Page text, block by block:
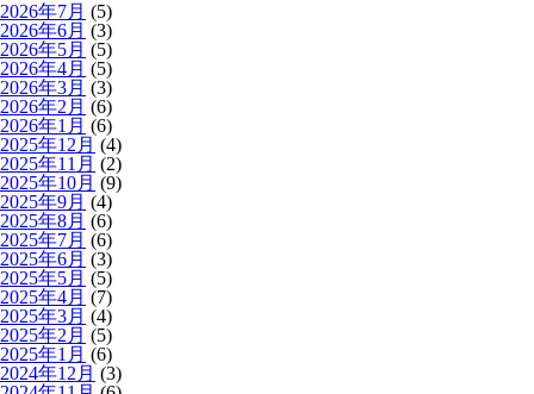
2026年7月 (5)
2026年6月 (3)
2026年5月 (5)
2026年4月 (5)
2026年3月 (3)
2026年2月 (6)
2026年1月 (6)
2025年12月 (4)
2025年11月 (2)
2025年10月 (9)
2025年9月 (4)
2025年8月 (6)
2025年7月 (6)
2025年6月 (3)
2025年5月 (5)
2025年4月 (7)
2025年3月 (4)
2025年2月 (5)
2025年1月 (6)
2024年12月 (3)